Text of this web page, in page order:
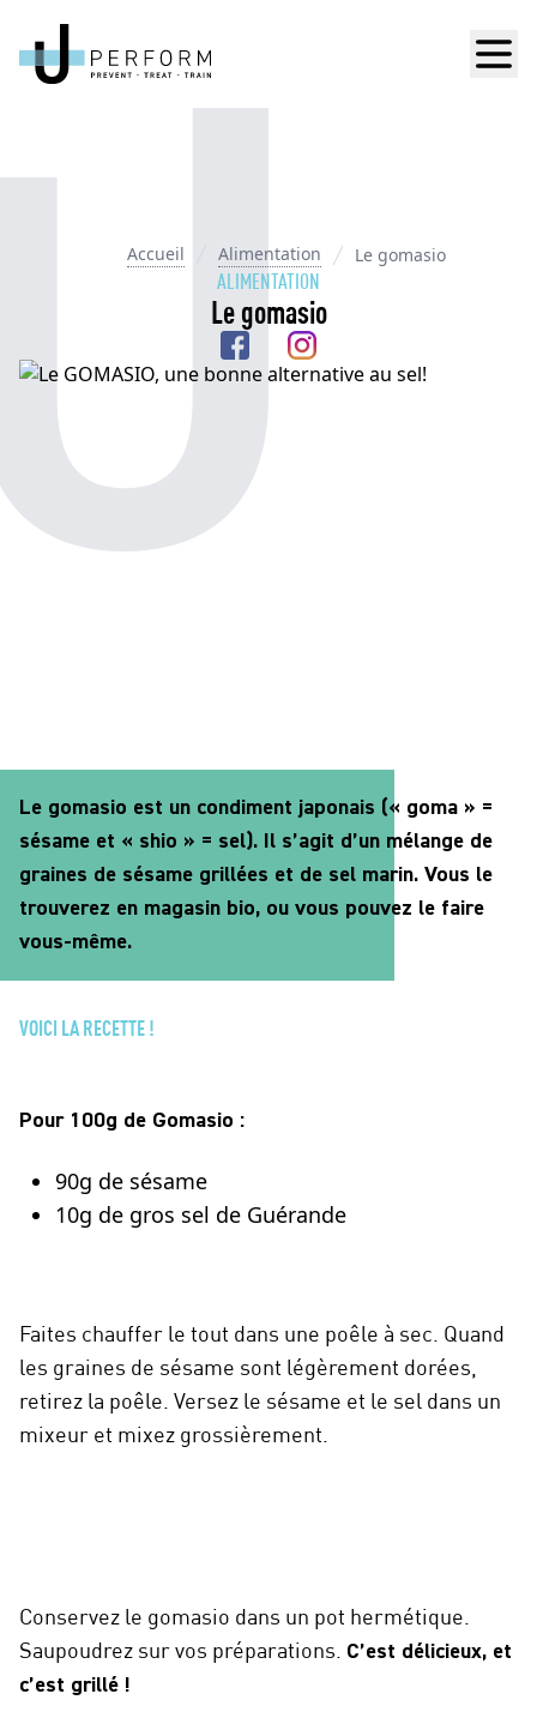
Accueil Alimentation Le gomasio
Le gomasio
ALIMENTATION
Le gomasio est un condiment japonais (« goma » =
sésame et « shio » = sel). Il s’agit d’un mélange de
graines de sésame grillées et de sel marin. Vous le
trouverez en magasin bio, ou vous pouvez le faire
vous-même.
VOICI LA RECETTE !
Pour 100g de Gomasio :
90g de sésame
10g de gros sel de Guérande
Faites chauffer le tout dans une poêle à sec. Quand
les graines de sésame sont légèrement dorées,
retirez la poêle. Versez le sésame et le sel dans un
mixeur et mixez grossièrement.
Conservez le gomasio dans un pot hermétique.
Saupoudrez sur vos préparations. C’est délicieux, et
c’est grillé !